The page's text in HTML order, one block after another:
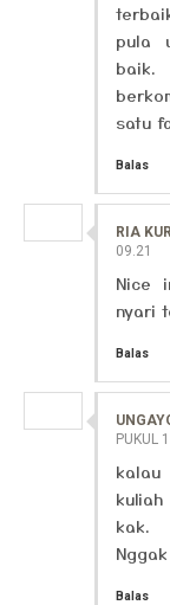
pula
satu
Balas
RIA
09.21
Nice
nyari
Balas
PUKUL
kak.
Balas